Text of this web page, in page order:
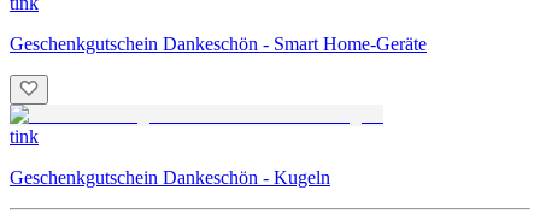
Geschenkgutschein Dankeschön - Smart Home-Geräte
tink
Geschenkgutschein Dankeschön - Kugeln